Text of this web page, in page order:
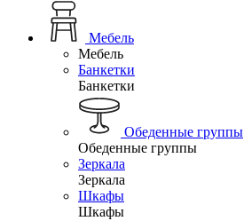
Мебель
Мебель
Банкетки
Банкетки
Обеденные группы
Обеденные группы
Зеркала
Зеркала
Шкафы
Шкафы